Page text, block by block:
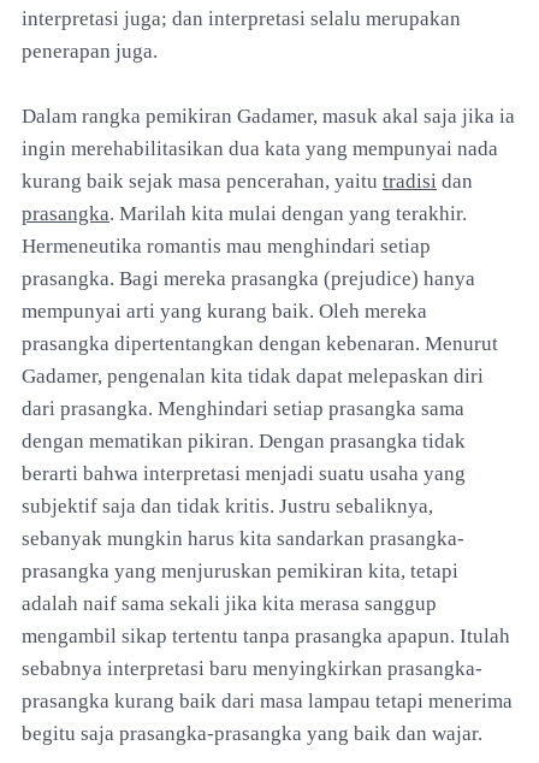
interpretasi juga; dan interpretasi selalu merupakan
penerapan juga.
Dalam rangka pemikiran Gadamer, masuk akal saja jika ia
ingin merehabilitasikan dua kata yang mempunyai nada
kurang baik sejak masa pencerahan, yaitu tradisi dan
prasangka. Marilah kita mulai dengan yang terakhir.
Hermeneutika romantis mau menghindari setiap
prasangka. Bagi mereka prasangka (prejudice) hanya
mempunyai arti yang kurang baik. Oleh mereka
prasangka dipertentangkan dengan kebenaran. Menurut
Gadamer, pengenalan kita tidak dapat melepaskan diri
dari prasangka. Menghindari setiap prasangka sama
dengan mematikan pikiran. Dengan prasangka tidak
berarti bahwa interpretasi menjadi suatu usaha yang
subjektif saja dan tidak kritis. Justru sebaliknya,
sebanyak mungkin harus kita sandarkan prasangka-
prasangka yang menjuruskan pemikiran kita, tetapi
adalah naif sama sekali jika kita merasa sanggup
mengambil sikap tertentu tanpa prasangka apapun. Itulah
sebabnya interpretasi baru menyingkirkan prasangka-
prasangka kurang baik dari masa lampau tetapi menerima
begitu saja prasangka-prasangka yang baik dan wajar.